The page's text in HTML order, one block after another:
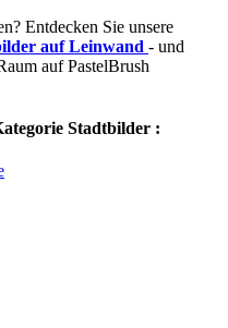
Entdecken Sie unsere
auf Leinwand - und
auf PastelBrush
Stadtbilder :